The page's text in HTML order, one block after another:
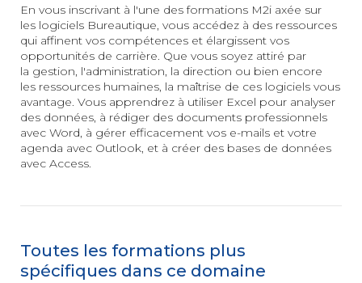
de la création
digitale
MANAGEMENT
Posture
managériale
Management
éthique
et collaboratif
&
PÉDAGOGIE
Conseiller
en Insertion
Professionnelle
AUTRE
Secrétaire
Médico-Administratif
En vous inscrivant à l'une des formations M2i axée sur
les logiciels Bureautique, vous accédez à des ressources
qui affinent vos compétences et élargissent vos
opportunités de carrière. Que vous soyez attiré par
la gestion, l'administration, la direction ou bien encore
les ressources humaines, la maîtrise de ces logiciels vous
avantage. Vous apprendrez à utiliser Excel pour analyser
des données, à rédiger des documents professionnels
avec Word, à gérer efficacement vos e-mails et votre
agenda avec Outlook, et à créer des bases de données
avec Access.
Toutes les formations plus
spécifiques dans ce domaine